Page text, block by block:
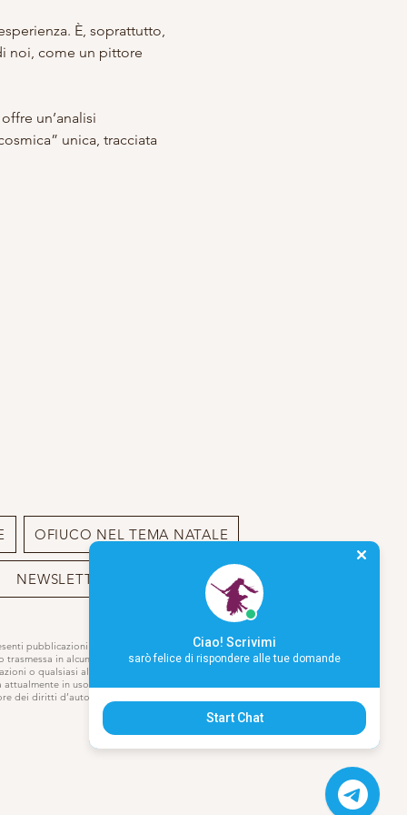
È, soprattutto,
noi, come un pittore
un’analisi
unica, tracciata
OFIUCO NEL TEMA NATALE
NEWSLETTER BIO
pubblicazioni o sito può essere
in alcun modo,
o qualsiasi altro modo di
in uso o che verrà
dei diritti d’autore.
Ciao! Scrivimi
sarò felice di rispondere alle tue domande
Start Chat